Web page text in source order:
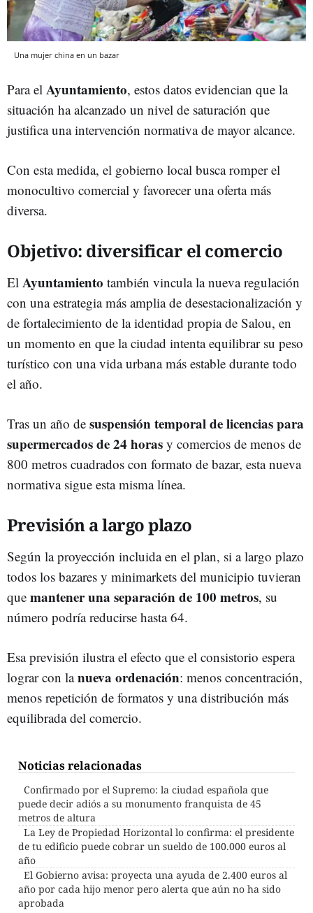
Una mujer china en un bazar
Para el Ayuntamiento, estos datos evidencian que la
situación ha alcanzado un nivel de saturación que
justifica una intervención normativa de mayor alcance.
Con esta medida, el gobierno local busca romper el
monocultivo comercial y favorecer una oferta más
diversa.
Objetivo: diversificar el comercio
El Ayuntamiento también vincula la nueva regulación
con una estrategia más amplia de desestacionalización y
de fortalecimiento de la identidad propia de Salou, en
un momento en que la ciudad intenta equilibrar su peso
turístico con una vida urbana más estable durante todo
el año.
Tras un año de suspensión temporal de licencias para
supermercados de 24 horas y comercios de menos de
800 metros cuadrados con formato de bazar, esta nueva
normativa sigue esta misma línea.
Previsión a largo plazo
Según la proyección incluida en el plan, si a largo plazo
todos los bazares y minimarkets del municipio tuvieran
que mantener una separación de 100 metros, su
número podría reducirse hasta 64.
Esa previsión ilustra el efecto que el consistorio espera
lograr con lanueva ordenación: menos concentración,
menos repetición de formatos y una distribución más
equilibrada del comercio.
Noticias relacionadas
Confirmado por el Supremo: la ciudad española que
puede decir adiós a su monumento franquista de 45
metros de altura
La Ley de Propiedad Horizontal lo confirma: el presidente
de tu edificio puede cobrar un sueldo de 100.000 euros al
año
El Gobierno avisa: proyecta una ayuda de 2.400 euros al
año por cada hijo menor pero alerta que aún no ha sido
aprobada